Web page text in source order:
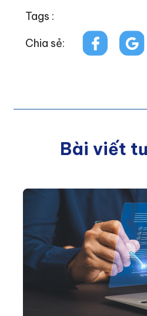
Tags :
Chia sẻ:
Bài viết